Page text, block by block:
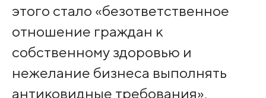
этого стало «безответственное
отношение граждан к
собственному здоровью и
нежелание бизнеса выполнять
антиковидные требования»,